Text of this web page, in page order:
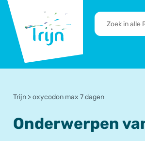
Trijn
RTA's
en
Trijn >oxycodon max 7 dagen
Onderwerpen